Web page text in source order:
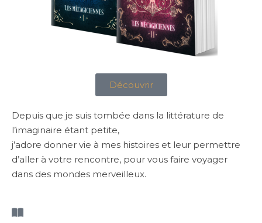
Découvrir
Depuis que je suis tombée dans la littérature de
l’imaginaire étant petite,
j’adore donner vie à mes histoires et leur permettre
d’aller à votre rencontre, pour vous faire voyager
dans des mondes merveilleux.